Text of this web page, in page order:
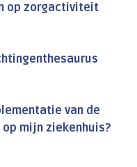
op zorgactiviteit
van de
mijn ziekenhuis?